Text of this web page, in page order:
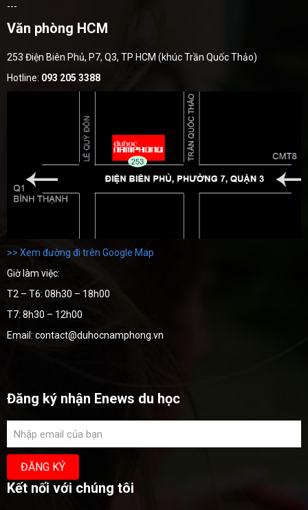
---
Văn phòng HCM
253 Điện Biên Phủ, P7, Q3, TP HCM (khúc Trần Quốc Thảo)
Hotline: 093 205 3388
>> Xem đường đi trên Google Map
Giờ làm việc:
T2 – T6: 08h30 – 18h00
T7: 8h30 – 12h00
Email: contact@duhocnamphong.vn
Đăng ký nhận Enews du học
Kết nối với chúng tôi